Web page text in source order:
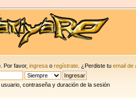
. Por favor,ingresa oregístrate . ¿Perdiste tuemail de
contraseña y duración de la sesión